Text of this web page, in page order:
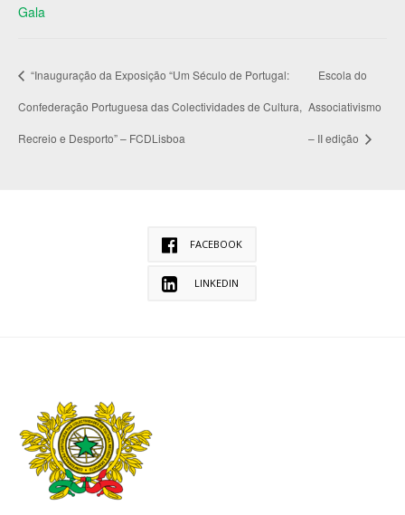
Gala
“Inauguração da Exposição “Um Século de Portugal:
Confederação Portuguesa das Colectividades de Cultura,
Recreio e Desporto” – FCDLisboa
Escola do
Associativismo
– II edição
FACEBOOK
LINKEDIN